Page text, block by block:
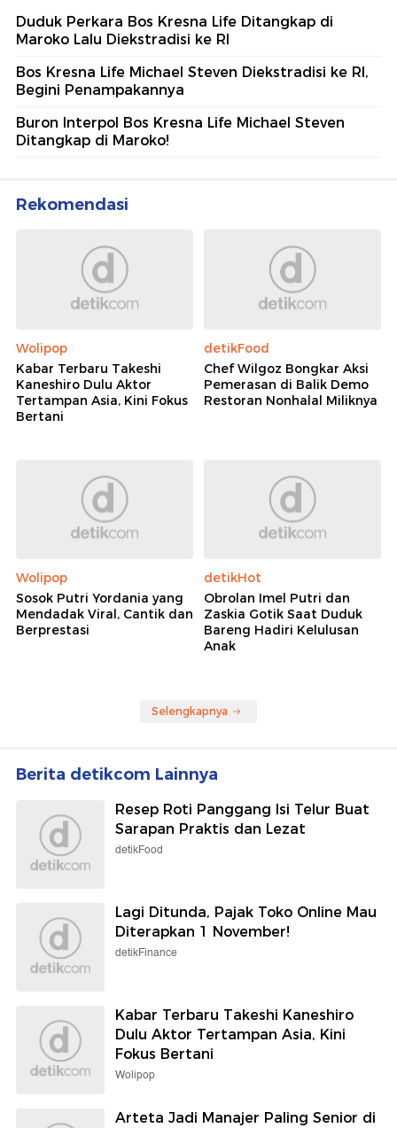
Duduk Perkara Bos Kresna Life Ditangkap di
Maroko Lalu Diekstradisi ke RI
Bos Kresna Life Michael Steven Diekstradisi ke RI,
Begini Penampakannya
Buron Interpol Bos Kresna Life Michael Steven
Ditangkap di Maroko!
Rekomendasi
Wolipop
Kabar Terbaru Takeshi
Kaneshiro Dulu Aktor
Tertampan Asia, Kini Fokus
Bertani
detikFood
Chef Wilgoz Bongkar Aksi
Pemerasan di Balik Demo
Restoran Nonhalal Miliknya
Wolipop
Sosok Putri Yordania yang
Mendadak Viral, Cantik dan
Berprestasi
detikHot
Obrolan Imel Putri dan
Zaskia Gotik Saat Duduk
Bareng Hadiri Kelulusan
Anak
Selengkapnya
Berita detikcom Lainnya
Resep Roti Panggang Isi Telur Buat
Sarapan Praktis dan Lezat
detikFood
Lagi Ditunda, Pajak Toko Online Mau
Diterapkan 1 November!
detikFinance
Kabar Terbaru Takeshi Kaneshiro
Dulu Aktor Tertampan Asia, Kini
Fokus Bertani
Wolipop
Arteta Jadi Manajer Paling Senior di